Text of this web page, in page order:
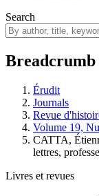
Search
Breadcrumb
Érudit
Journals
Revue
Volume 19,
CATTA,
lettres,
Livres et revues